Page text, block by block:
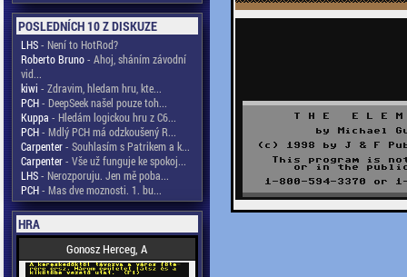
POSLEDNÍCH 10 Z DISKUZE
LHS- Není to HotRod?
Roberto Bruno- Ahoj, sháním závodní
vid...
kiwi - Zdravim, hledam hru, kte...
PCH- DeepSeek našel pouze toh...
Kuppa - Hledám logickou hru z C6...
PCH- Mdlý PCH má odzkoušený R...
Carpenter- Souhlasím s Patrikem a k...
Carpenter- Vše už funguje ke spokoj...
LHS- Nerozporuju. Jen mě poba...
PCH- Mas dve moznosti. 1. bu...
HRA
Gonosz Herceg, A